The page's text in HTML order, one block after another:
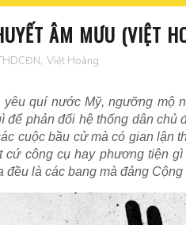
ÂM MƯU (VIỆT
, Việt Hoàng
quí nước Mỹ, ngưỡng mộ
để phản đối hệ thống dân
cuộc bầu cử mà có gian lận
cứ công cụ hay phương tiện
đều là các bang mà đảng